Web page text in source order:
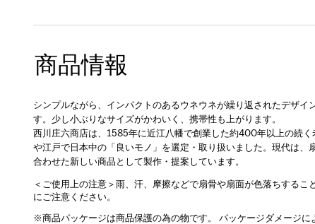
商品情報
シンプルながら、インパクトのあるウネウネが繰り返されたデザ
す。少し小ぶりなサイズがかわいく、携帯性も上がります。
西川庄六商店は、1585年に近江八幡で創業した約400年以上の続
や江戸で日本中の「良いモノ」を選定・取り扱いました。現代は
合わせた新しい商品として製作・提案しています。
＜ご使用上の注意＞雨、汗、摩擦などで扇骨や扇面が色落ちする
にご注意ください。
※商品パッケージは商品保護の為の物です。 パッケージダメージに